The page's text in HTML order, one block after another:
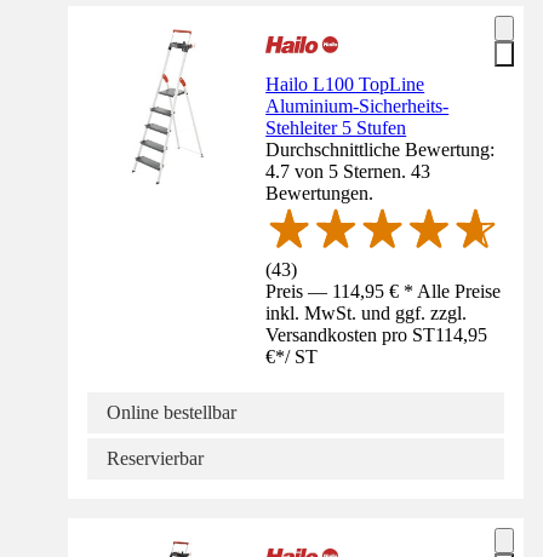
Hailo L100 TopLine
Aluminium-Sicherheits-
Stehleiter 5 Stufen
Durchschnittliche Bewertung:
4.7 von 5 Sternen. 43
Bewertungen.
(43)
Preis — 114,95 € * Alle Preise
inkl. MwSt. und ggf. zzgl.
Versandkosten pro ST114,95
€*/ ST
Online bestellbar
Reservierbar